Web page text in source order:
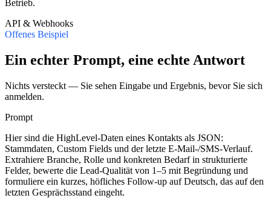
Betrieb.
API & Webhooks
Offenes Beispiel
Ein echter Prompt, eine echte Antwort
Nichts versteckt — Sie sehen Eingabe und Ergebnis, bevor Sie sich
anmelden.
Prompt
Hier sind die HighLevel-Daten eines Kontakts als JSON:
Stammdaten, Custom Fields und der letzte E-Mail-/SMS-Verlauf.
Extrahiere Branche, Rolle und konkreten Bedarf in strukturierte
Felder, bewerte die Lead-Qualität von 1–5 mit Begründung und
formuliere ein kurzes, höfliches Follow-up auf Deutsch, das auf den
letzten Gesprächsstand eingeht.